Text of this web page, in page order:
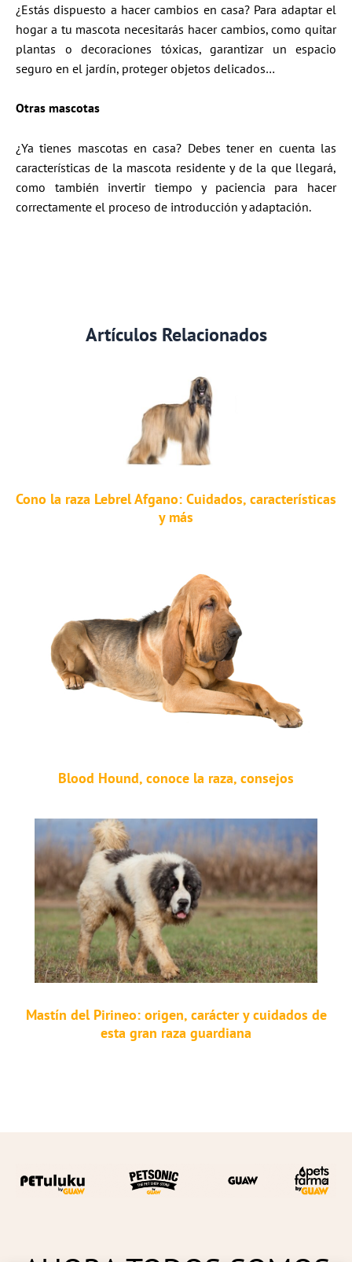
¿Estás dispuesto a hacer cambios en casa? Para adaptar el
hogar a tu mascota necesitarás hacer cambios, como quitar
plantas o decoraciones tóxicas, garantizar un espacio
seguro en el jardín, proteger objetos delicados…
Otras mascotas
¿Ya tienes mascotas en casa? Debes tener en cuenta las
características de la mascota residente y de la que llegará,
como también invertir tiempo y paciencia para hacer
correctamente el proceso de introducción y adaptación.
Artículos Relacionados
Cono la raza Lebrel Afgano: Cuidados, características
y más
Blood Hound, conoce la raza, consejos
Mastín del Pirineo: origen, carácter y cuidados de
esta gran raza guardiana